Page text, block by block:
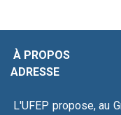
À
ADRESSE
L'UFEP